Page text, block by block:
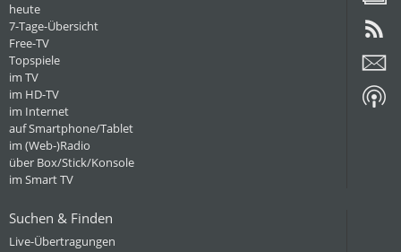
heute
7-Tage-Übersicht
Free-TV
Topspiele
im TV
im HD-TV
im Internet
auf Smartphone/Tablet
im (Web-)Radio
über Box/Stick/Konsole
im Smart TV
Suchen & Finden
Live-Übertragungen